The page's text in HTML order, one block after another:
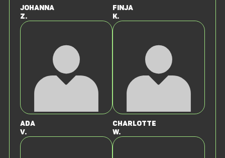
Johanna
Z.
Finja
K.
Ada
V.
Charlotte
W.